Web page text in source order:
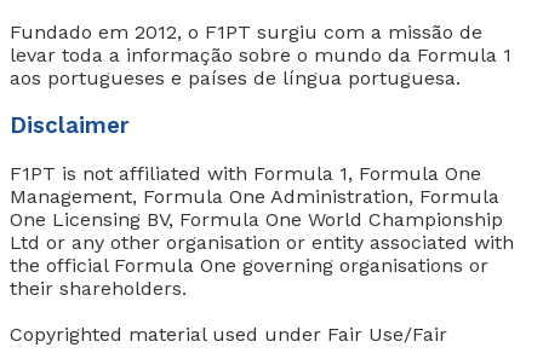
Fundado em 2012, o F1PT surgiu com a missão de
levar toda a informação sobre o mundo da Formula 1
aos portugueses e países de língua portuguesa.
Disclaimer
F1PT is not affiliated with Formula 1, Formula One
Management, Formula One Administration, Formula
One Licensing BV, Formula One World Championship
Ltd or any other organisation or entity associated with
the official Formula One governing organisations or
their shareholders.
Copyrighted material used under Fair Use/Fair